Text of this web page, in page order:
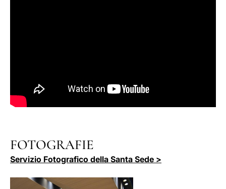
FOTOGRAFIE
Servizio Fotografico della Santa Sede >